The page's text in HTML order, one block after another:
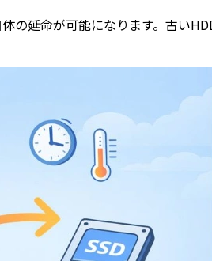
の延命が可能になります。古い